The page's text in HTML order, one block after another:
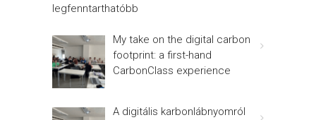
legfenntarthatóbb
My take on the digital carbon
footprint: a first-hand
CarbonClass experience
A digitális karbonlábnyomról